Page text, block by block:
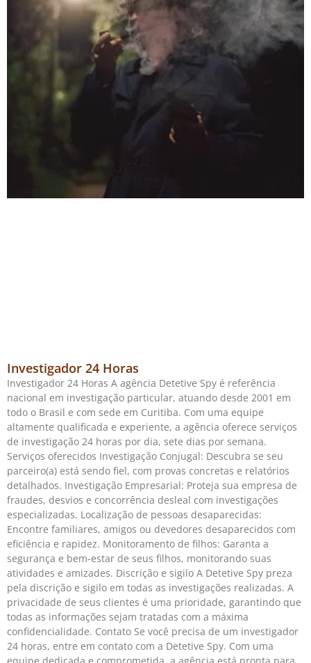
Investigador 24 Horas
Investigador 24 Horas A agência Detetive Spy é referência
nacional em investigação particular, atuando desde 2001 em
todo o Brasil e com sede em Curitiba. Com uma equipe
altamente qualificada e experiente, a agência oferece serviços
de investigação 24 horas por dia, sete dias por semana.
Serviços oferecidos Investigação Conjugal: Descubra se seu
parceiro(a) está sendo fiel, com provas concretas e relatórios
detalhados. Investigação Empresarial: Proteja sua empresa de
fraudes, desvios e concorrência desleal com investigações
especializadas. Localização de pessoas desaparecidas:
Encontre familiares, amigos ou devedores desaparecidos com
eficiência e rapidez. Monitoramento de filhos: Garanta a
segurança e bem-estar de seus filhos, monitorando suas
atividades e amizades. Discrição e sigilo A Detetive Spy preza
pela discrição e sigilo em todas as investigações realizadas. A
privacidade de seus clientes é uma prioridade, garantindo que
todas as informações sejam tratadas com a máxima
confidencialidade. Contato Se você precisa de um investigador
24 horas, entre em contato com a Detetive Spy. Com uma
equipe dedicada e comprometida, a agência está pronta para